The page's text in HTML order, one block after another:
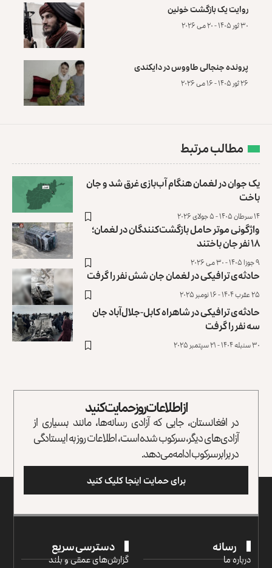
روایت یک بازگشت خونین
۳۰ ثور ۱۴۰۵ - ۲۰ می ۲۰۲۶
پرونده‌ جنجالی طاووس در دایکندی
۲۶ ثور ۱۴۰۵ - ۱۶ می ۲۰۲۶
مطالب مرتبط
یک جوان در لغمان هنگام آب‌بازی غرق شد و جان
باخت
۱۴ سرطان ۱۴۰۵ - ۵ جولای ۲۰۲۶
واژگونی موتر حامل بازگشت‌کنندگان در لغمان؛
۱۸ نفر جان باختند
۹ جوزا ۱۴۰۵ - ۳۰ می ۲۰۲۶
حادثه‌ی ترافیکی در لغمان جان شش نفر را گرفت
۲۵ عقرب ۱۴۰۴ - ۱۶ نومبر ۲۰۲۵
حادثه‌ی ترافیکی در شاهراه کابل-جلال‌آباد جان
سه نفر را گرفت
۳۰ سنبله ۱۴۰۴ - ۲۱ سپتمبر ۲۰۲۵
از اطلاعات روز حمایت کنید
در افغانستان، جایی که آزادی رسانه‌ها، مانند بسیاری از
آزادی‌های دیگر، سرکوب شده است، اطلاعات روز به ایستادگی
در برابر سرکوب ادامه می‌دهد.
برای حمایت اینجا کلیک کنید
رسانه
درباره ما
دسترسی سریع
گزارش‌‌های عمقی و بلند